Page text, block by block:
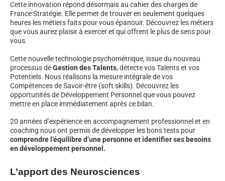
Cette innovation répond désormais au cahier des charges de
France Stratégie. Elle permet de trouver en seulement quelques
heures les métiers faits pour vous épanouir. Découvrez les métiers
que vous aurez plaisir à exercer et qui offrent le plus de sens pour
vous.
Cette nouvelle technologie psychométrique, issue du nouveau
processus deGestion des Talents, détecte vos Talents et vos
Potentiels. Nous réalisons la mesure intégrale de vos
Compétences de Savoir-être (soft skills). Découvrez les
opportunités de Développement Personnel que vous pouvez
mettre en place immédiatement après ce bilan.
20 années d’expérience en accompagnement professionnel et en
coaching nous ont permis de développer les bons tests pour
comprendre l’équilibre d’une personne et identifier ses besoins
en développement personnel.
L’apport des Neurosciences